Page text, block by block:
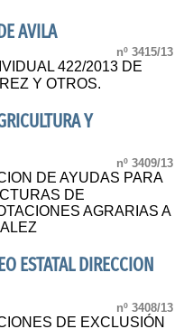
AVILA
nº 3415/13
422/2013 DE
Y OTROS.
Y
nº 3409/13
DE AYUDAS PARA
DE
AGRARIAS A
ESTATAL DIRECCION
nº 3408/13
DE EXCLUSIÓN